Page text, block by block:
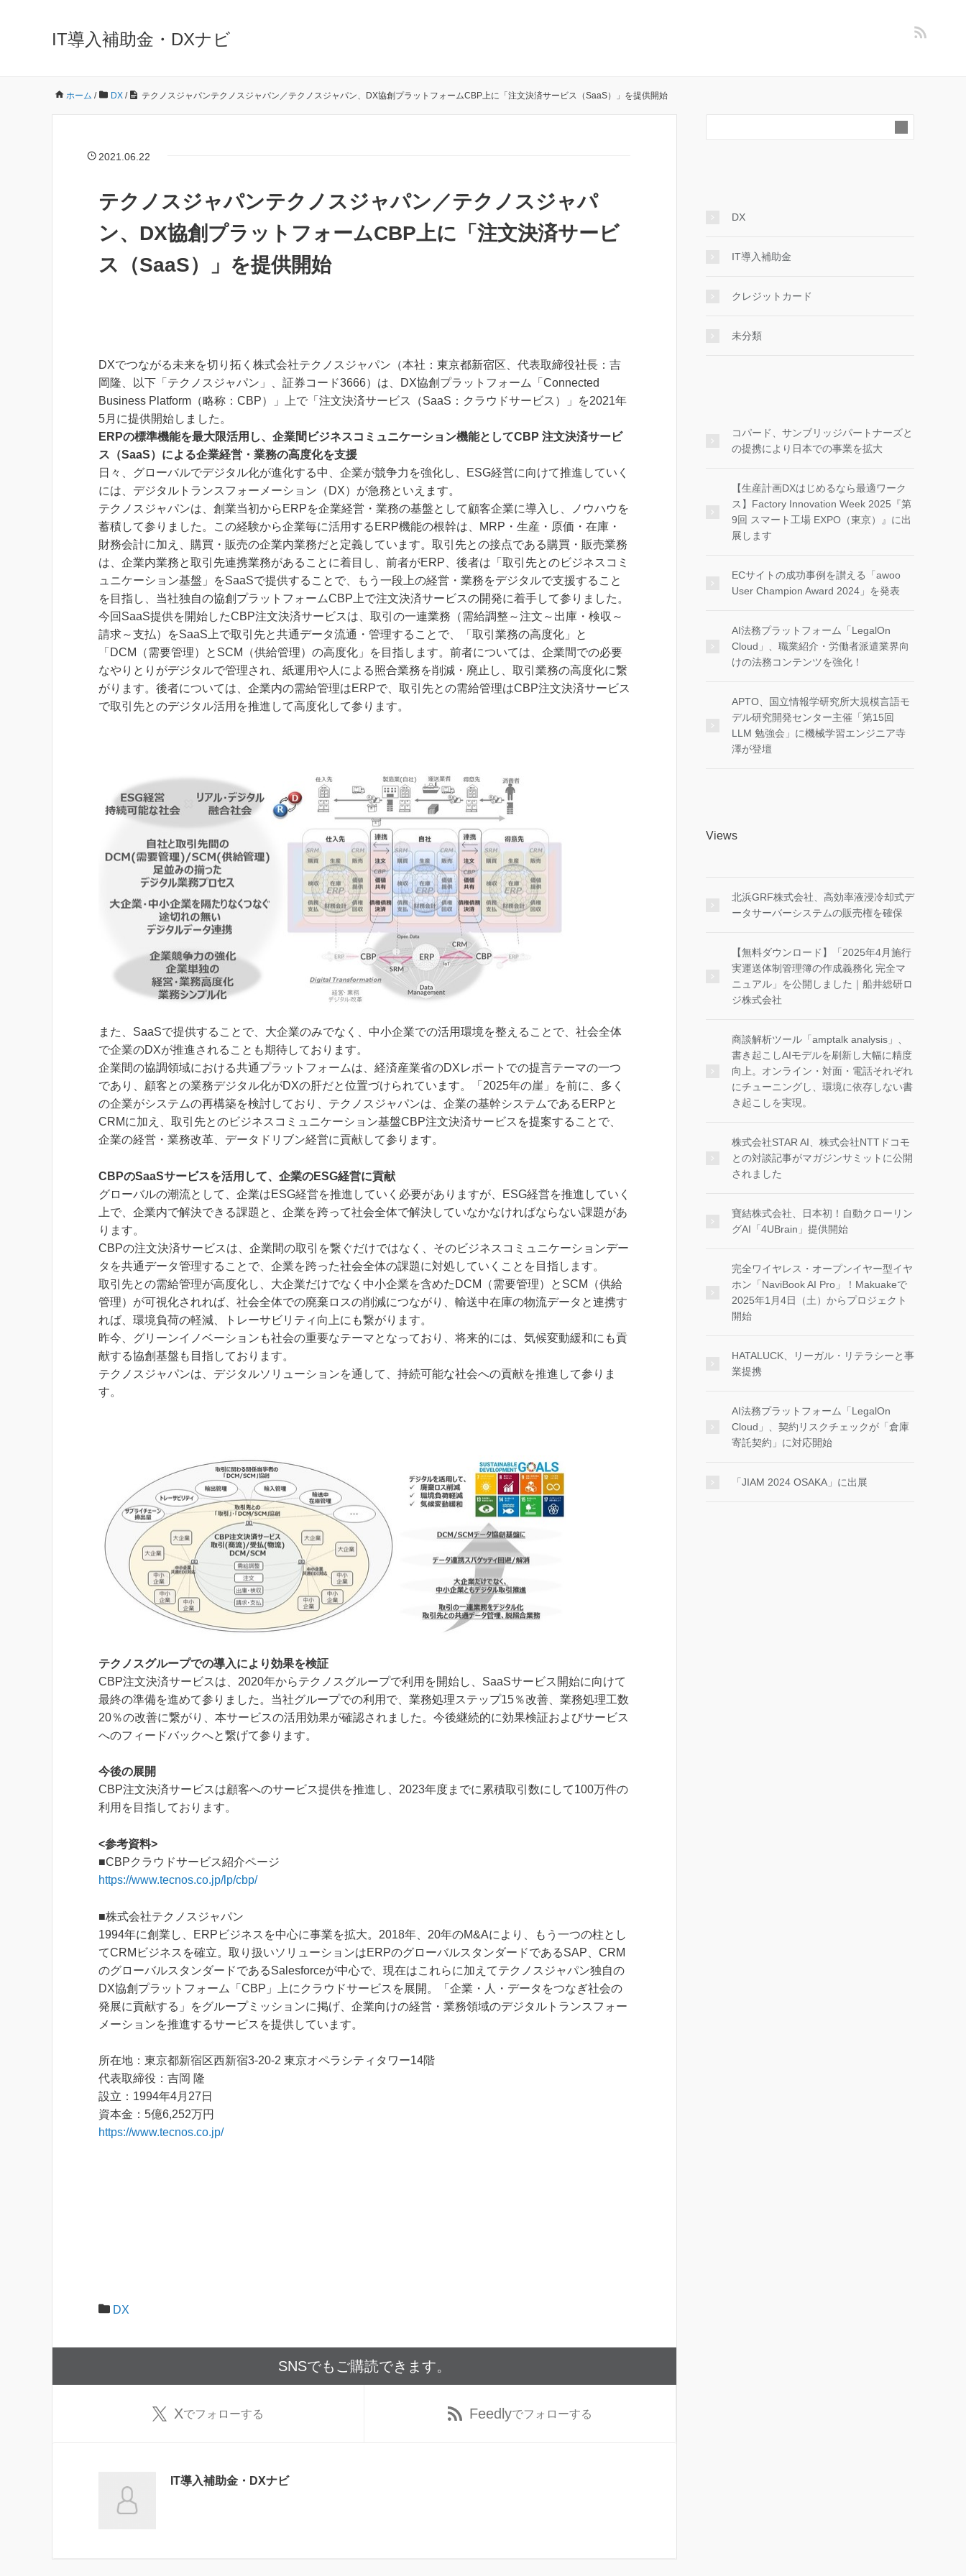
IT導入補助金・DXナビ
ホーム / DX / テクノスジャパンテクノスジャパン／テクノスジャパン、DX協創プラットフォームCBP上に「注文決済サービス（SaaS）」を提供開始
2021.06.22
テクノスジャパンテクノスジャパン／テクノスジャパ
ン、DX協創プラットフォームCBP上に「注文決済サービ
ス（SaaS）」を提供開始
DXでつながる未来を切り拓く株式会社テクノスジャパン（本社：東京都新宿区、代表取締役社長：吉
岡隆、以下「テクノスジャパン」、証券コード3666）は、DX協創プラットフォーム「Connected
Business Platform（略称：CBP）」上で「注文決済サービス（SaaS：クラウドサービス）」を2021年
5月に提供開始しました。
ERPの標準機能を最大限活用し、企業間ビジネスコミュニケーション機能としてCBP 注文決済サービ
ス（SaaS）による企業経営・業務の高度化を支援
日々、グローバルでデジタル化が進化する中、企業が競争力を強化し、ESG経営に向けて推進していく
には、デジタルトランスフォーメーション（DX）が急務といえます。
テクノスジャパンは、創業当初からERPを企業経営・業務の基盤として顧客企業に導入し、ノウハウを
蓄積して参りました。この経験から企業毎に活用するERP機能の根幹は、MRP・生産・原価・在庫・
財務会計に加え、購買・販売の企業内業務だと定義しています。取引先との接点である購買・販売業務
は、企業内業務と取引先連携業務があることに着目し、前者がERP、後者は「取引先とのビジネスコミ
ュニケーション基盤」をSaaSで提供することで、もう一段上の経営・業務をデジタルで支援すること
を目指し、当社独自の協創プラットフォームCBP上で注文決済サービスの開発に着手して参りました。
今回SaaS提供を開始したCBP注文決済サービスは、取引の一連業務（需給調整～注文～出庫・検収～
請求～支払）をSaaS上で取引先と共通データ流通・管理することで、「取引業務の高度化」と
「DCM（需要管理）とSCM（供給管理）の高度化」を目指します。前者については、企業間での必要
なやりとりがデジタルで管理され、紙運用や人による照合業務を削減・廃止し、取引業務の高度化に繋
がります。後者については、企業内の需給管理はERPで、取引先との需給管理はCBP注文決済サービス
で取引先とのデジタル活用を推進して高度化して参ります。
また、SaaSで提供することで、大企業のみでなく、中小企業での活用環境を整えることで、社会全体
で企業のDXが推進されることも期待しております。
企業間の協調領域における共通プラットフォームは、経済産業省のDXレポートでの提言テーマの一つ
であり、顧客との業務デジタル化がDXの肝だと位置づけられています。「2025年の崖」を前に、多く
の企業がシステムの再構築を検討しており、テクノスジャパンは、企業の基幹システムであるERPと
CRMに加え、取引先とのビジネスコミュニケーション基盤CBP注文決済サービスを提案することで、
企業の経営・業務改革、データドリブン経営に貢献して参ります。
CBPのSaaSサービスを活用して、企業のESG経営に貢献
グローバルの潮流として、企業はESG経営を推進していく必要がありますが、ESG経営を推進していく
上で、企業内で解決できる課題と、企業を跨って社会全体で解決していなかなければならない課題があ
ります。
CBPの注文決済サービスは、企業間の取引を繋ぐだけではなく、そのビジネスコミュニケーションデー
タを共通データ管理することで、企業を跨った社会全体の課題に対処していくことを目指します。
取引先との需給管理が高度化し、大企業だけでなく中小企業を含めたDCM（需要管理）とSCM（供給
管理）が可視化されれば、社会全体での廃棄ロスの削減につながり、輸送中在庫の物流データと連携す
れば、環境負荷の軽減、トレーサビリティ向上にも繋がります。
昨今、グリーンイノベーションも社会の重要なテーマとなっており、将来的には、気候変動緩和にも貢
献する協創基盤も目指しております。
テクノスジャパンは、デジタルソリューションを通して、持続可能な社会への貢献を推進して参りま
す。
テクノスグループでの導入により効果を検証
CBP注文決済サービスは、2020年からテクノスグループで利用を開始し、SaaSサービス開始に向けて
最終の準備を進めて参りました。当社グループでの利用で、業務処理ステップ15％改善、業務処理工数
20％の改善に繋がり、本サービスの活用効果が確認されました。今後継続的に効果検証およびサービス
へのフィードバックへと繋げて参ります。
今後の展開
CBP注文決済サービスは顧客へのサービス提供を推進し、2023年度までに累積取引数にして100万件の
利用を目指しております。
<参考資料>
■CBPクラウドサービス紹介ページ
https://www.tecnos.co.jp/lp/cbp/
■株式会社テクノスジャパン
1994年に創業し、ERPビジネスを中心に事業を拡大。2018年、20年のM&Aにより、もう一つの柱とし
てCRMビジネスを確立。取り扱いソリューションはERPのグローバルスタンダードであるSAP、CRM
のグローバルスタンダードであるSalesforceが中心で、現在はこれらに加えてテクノスジャパン独自の
DX協創プラットフォーム「CBP」上にクラウドサービスを展開。「企業・人・データをつなぎ社会の
発展に貢献する」をグループミッションに掲げ、企業向けの経営・業務領域のデジタルトランスフォー
メーションを推進するサービスを提供しています。
所在地：東京都新宿区西新宿3-20-2 東京オペラシティタワー14階
代表取締役：吉岡 隆
設立：1994年4月27日
資本金：5億6,252万円
https://www.tecnos.co.jp/
DX
SNSでもご購読できます。
Xでフォローする Feedlyでフォローする
IT導入補助金・DXナビ
DX
IT導入補助金
クレジットカード
未分類
コパード、サンブリッジパートナーズと
の提携により日本での事業を拡大
【生産計画DXはじめるなら最適ワーク
ス】Factory Innovation Week 2025『第
9回 スマート工場 EXPO（東京）』に出
展します
ECサイトの成功事例を讃える「awoo
User Champion Award 2024」を発表
AI法務プラットフォーム「LegalOn
Cloud」、職業紹介・労働者派遣業界向
けの法務コンテンツを強化！
APTO、国立情報学研究所大規模言語モ
デル研究開発センター主催「第15回
LLM 勉強会」に機械学習エンジニア寺
澤が登壇
Views
北浜GRF株式会社、高効率液浸冷却式デ
ータサーバーシステムの販売権を確保
【無料ダウンロード】「2025年4月施行
実運送体制管理簿の作成義務化 完全マ
ニュアル」を公開しました｜船井総研ロ
ジ株式会社
商談解析ツール「amptalk analysis」、
書き起こしAIモデルを刷新し大幅に精度
向上。オンライン・対面・電話それぞれ
にチューニングし、環境に依存しない書
き起こしを実現。
株式会社STAR AI、株式会社NTTドコモ
との対談記事がマガジンサミットに公開
されました
寶結株式会社、日本初！自動クローリン
グAI「4UBrain」提供開始
完全ワイヤレス・オープンイヤー型イヤ
ホン「NaviBook AI Pro」！Makuakeで
2025年1月4日（土）からプロジェクト
開始
HATALUCK、リーガル・リテラシーと事
業提携
AI法務プラットフォーム「LegalOn
Cloud」、契約リスクチェックが「倉庫
寄託契約」に対応開始
「JIAM 2024 OSAKA」に出展